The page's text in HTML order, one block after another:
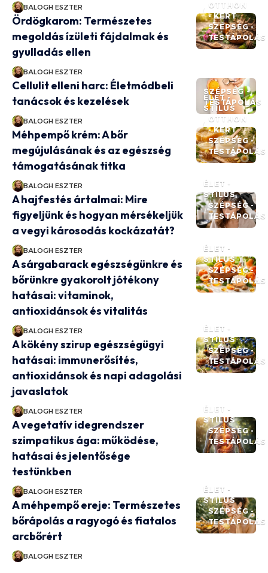
BALOGH ESZTER
OTTHON
- KERT
SZÉPSÉG -
TESTÁPOLÁS
Ördögkarom: Természetes
megoldás ízületi fájdalmak és
gyulladás ellen
BALOGH ESZTER
SZÉPSÉG -
TESTÁPOLÁS
Cellulit elleni harc: Életmódbeli
tanácsok és kezelések
BALOGH ESZTER
ÉLET -
STÍLUS
OTTHON
- KERT
SZÉPSÉG -
TESTÁPOLÁS
Méhpempő krém: A bőr
megújulásának és az egészség
támogatásának titka
BALOGH ESZTER
ÉLET -
STÍLUS
SZÉPSÉG -
TESTÁPOLÁS
A hajfestés ártalmai: Mire
figyeljünk és hogyan mérsékeljük
a vegyi károsodás kockázatát?
BALOGH ESZTER
ÉLET -
STÍLUS
SZÉPSÉG -
TESTÁPOLÁS
A sárgabarack egészségünkre és
bőrünkre gyakorolt jótékony
hatásai: vitaminok,
antioxidánsok és vitalitás
BALOGH ESZTER
ÉLET -
STÍLUS
SZÉPSÉG -
TESTÁPOLÁS
A kökény szirup egészségügyi
hatásai: immunerősítés,
antioxidánsok és napi adagolási
javaslatok
BALOGH ESZTER
ÉLET -
STÍLUS
SZÉPSÉG -
TESTÁPOLÁS
A vegetatív idegrendszer
szimpatikus ága: működése,
hatásai és jelentősége
testünkben
BALOGH ESZTER
ÉLET -
STÍLUS
SZÉPSÉG -
TESTÁPOLÁS
A méhpempő ereje: Természetes
bőrápolás a ragyogó és fiatalos
arcbőrért
BALOGH ESZTER